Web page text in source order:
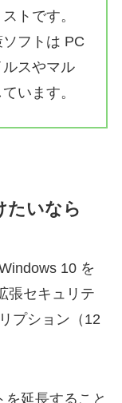
トです。
フトは PC
スやマル
います。
たいなら
10 を
張セキュリテ
プション（12
延長すること